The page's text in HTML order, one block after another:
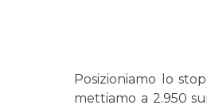
Posizioniamo lo
mettiamo a 2.950